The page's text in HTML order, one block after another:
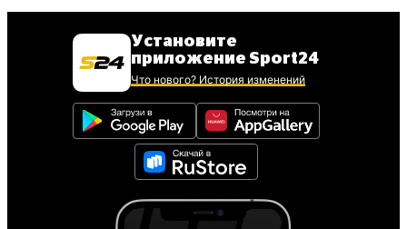
Установите
приложение Sport24
Что нового? История изменений